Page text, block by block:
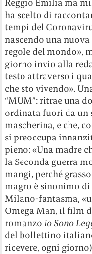
Reggio Emilia ma
ha scelto di
tempi del
nascendo una
regole del mondo»,
giorno invio alla
testo attraverso i
che sto vivendo».
“MUM”: ritrae una
ordinata fuori da un
mascherina, e che,
si preoccupa
pieno: «Una madre
la Seconda guerra
mangi, perché
magro è sinonimo di
Milano-fantasma,
Omega Man, il film
romanzoIo Sono
del bollettino
ricevere, ogni